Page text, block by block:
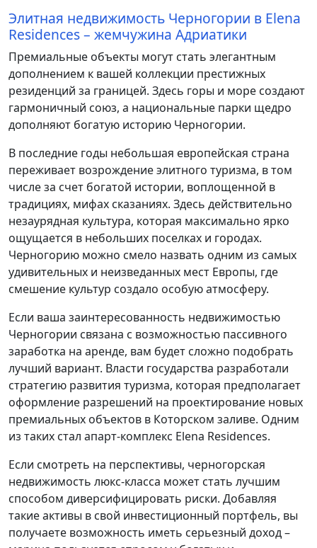
Элитная недвижимость Черногории в Elena
Residences – жемчужина Адриатики
Премиальные объекты могут стать элегантным
дополнением к вашей коллекции престижных
резиденций за границей. Здесь горы и море создают
гармоничный союз, а национальные парки щедро
дополняют богатую историю Черногории.
В последние годы небольшая европейская страна
переживает возрождение элитного туризма, в том
числе за счет богатой истории, воплощенной в
традициях, мифах сказаниях. Здесь действительно
незаурядная культура, которая максимально ярко
ощущается в небольших поселках и городах.
Черногорию можно смело назвать одним из самых
удивительных и неизведанных мест Европы, где
смешение культур создало особую атмосферу.
Если ваша заинтересованность недвижимостью
Черногории связана с возможностью пассивного
заработка на аренде, вам будет сложно подобрать
лучший вариант. Власти государства разработали
стратегию развития туризма, которая предполагает
оформление разрешений на проектирование новых
премиальных объектов в Которском заливе. Одним
из таких стал апарт-комплекс Elena Residences.
Если смотреть на перспективы, черногорская
недвижимость люкс-класса может стать лучшим
способом диверсифицировать риски. Добавляя
такие активы в свой инвестиционный портфель, вы
получаете возможность иметь серьезный доход –